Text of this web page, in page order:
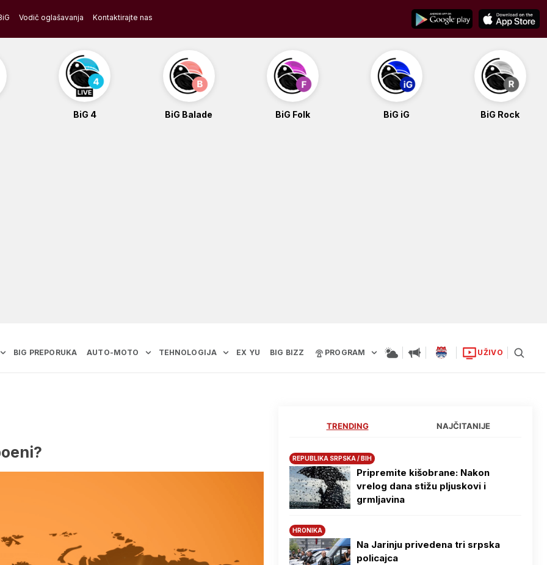
Vodič oglašavanja Kontaktirajte nas
BiG 4 BiG Balade BiG Folk BiG iG BiG Rock
BIG PREPORUKA AUTO-MOTO TEHNOLOGIJA EX YU BIG BIZZ PROGRAM UŽIVO
TRENDING NAJČITANIJE
REPUBLIKA SRPSKA / BIH
Pripremite kišobrane: Nakon
vrelog dana stižu pljuskovi i
grmljavina
HRONIKA
Na Јarinju privedena tri srpska
policajca